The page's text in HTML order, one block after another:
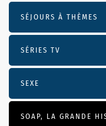
SÉJOURS À THÈMES
SÉRIES TV
SEXE
SOAP, LA GRANDE